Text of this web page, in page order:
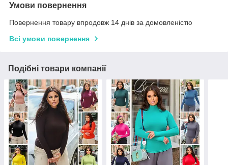
Умови повернення
Повернення товару впродовж 14 днів за домовленістю
Всі умови повернення
Подібні товари компанії